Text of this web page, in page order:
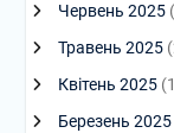
Червень 2025
Травень 2025
Квітень 2025
Березень 2025